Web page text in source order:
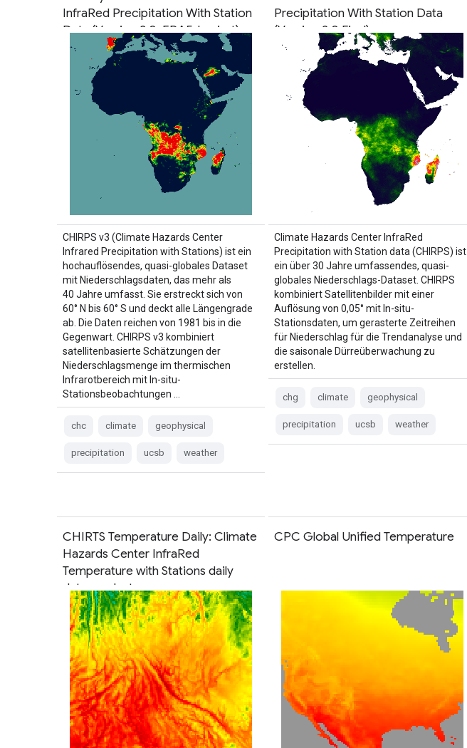
InfraRed Precipitation With Station
Data (Version 3.0, ERA5-basiert)
CHIRPS v3 (Climate Hazards Center
Infrared Precipitation with Stations) ist ein
hochauflösendes, quasi-globales Dataset
mit Niederschlagsdaten, das mehr als
40 Jahre umfasst. Sie erstreckt sich von
60° N bis 60° S und deckt alle Längengrade
ab. Die Daten reichen von 1981 bis in die
Gegenwart. CHIRPS v3 kombiniert
satellitenbasierte Schätzungen der
Niederschlagsmenge im thermischen
Infrarotbereich mit In-situ-
Stationsbeobachtungen …
chc climate geophysical
precipitation ucsb weather
Precipitation With Station Data
(Version 2.0 Final)
Climate Hazards Center InfraRed
Precipitation with Station data (CHIRPS) ist
ein über 30 Jahre umfassendes, quasi-
globales Niederschlags-Dataset. CHIRPS
kombiniert Satellitenbilder mit einer
Auflösung von 0,05° mit In-situ-
Stationsdaten, um gerasterte Zeitreihen
für Niederschlag für die Trendanalyse und
die saisonale Dürreüberwachung zu
erstellen.
chg climate geophysical
precipitation ucsb weather
CHIRTS Temperature Daily: Climate
Hazards Center InfraRed
Temperature with Stations daily
data product
CPC Global Unified Temperature